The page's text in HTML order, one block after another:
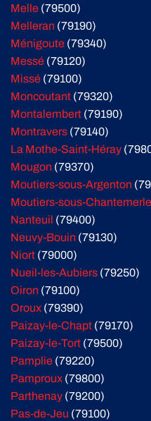
Melle (79500)
Melleran (79190)
Ménigoute (79340)
Messé (79120)
Missé (79100)
Moncoutant (79320)
Montalembert (79190)
Montravers (79140)
La Mothe-Saint-Héray
Mougon (79370)
Moutiers-sous-Argenton
Moutiers-sous-Chantemerle
Nanteuil (79400)
Neuvy-Bouin (79130)
Niort (79000)
Nueil-les-Aubiers (79250)
Oiron (79100)
Oroux (79390)
Paizay-le-Chapt (79170)
Paizay-le-Tort (79500)
Pamplie (79220)
Pamproux (79800)
Parthenay (79200)
Pas-de-Jeu (79100)